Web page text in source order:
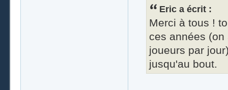
Eric a écrit :
Merci à tous !
ces années
joueurs par
jusqu'au bout.